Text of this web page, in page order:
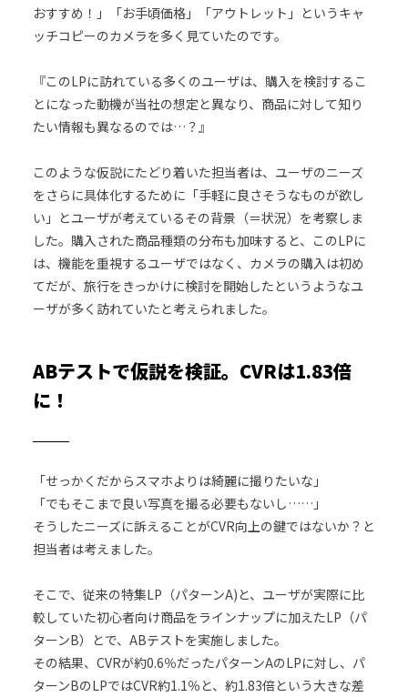
おすすめ！」「お手頃価格」「アウトレット」というキャ
ッチコピーのカメラを多く見ていたのです。
『このLPに訪れている多くのユーザは、購入を検討するこ
とになった動機が当社の想定と異なり、商品に対して知り
たい情報も異なるのでは…？』
このような仮説にたどり着いた担当者は、ユーザのニーズ
をさらに具体化するために「手軽に良さそうなものが欲し
い」とユーザが考えているその背景（＝状況）を考察しま
した。購入された商品種類の分布も加味すると、このLPに
は、機能を重視するユーザではなく、カメラの購入は初め
てだが、旅行をきっかけに検討を開始したというようなユ
ーザが多く訪れていたと考えられました。
ABテストで仮説を検証。CVRは1.83倍
に！
「せっかくだからスマホよりは綺麗に撮りたいな」
「でもそこまで良い写真を撮る必要もないし……」
そうしたニーズに訴えることがCVR向上の鍵ではないか？と
担当者は考えました。
そこで、従来の特集LP（パターンA)と、ユーザが実際に比
較していた初心者向け商品をラインナップに加えたLP（パ
ターンB）とで、ABテストを実施しました。
その結果、CVRが約0.6％だったパターンAのLPに対し、パ
ターンBのLPではCVR約1.1％と、約1.83倍という大きな差